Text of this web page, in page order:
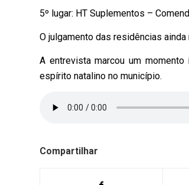
5º lugar: HT Suplementos –
O julgamento das residências
A entrevista marcou um
espírito natalino no município.
Compartilhar